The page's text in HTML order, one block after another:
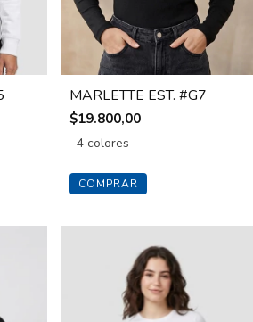
MARLETTE EST. #G7
$19.800,00
4 colores
COMPRAR